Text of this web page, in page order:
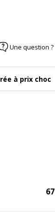
Une question ?
à prix choc
67